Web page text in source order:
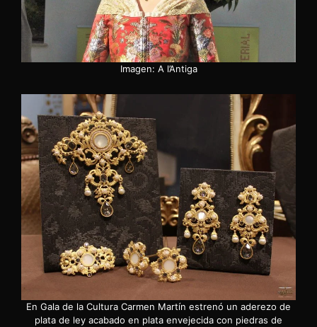
Imagen: A l’Antiga
En Gala de la Cultura Carmen Martín estrenó un aderezo de
plata de ley acabado en plata envejecida con piedras de